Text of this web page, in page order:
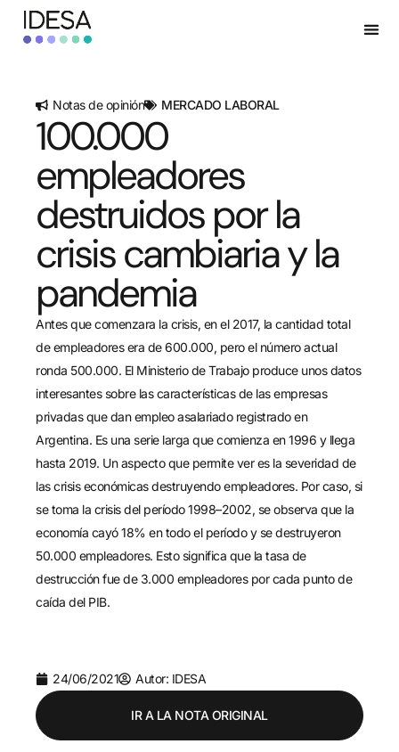
Notas de opinión MERCADO LABORAL
100.000
empleadores
destruidos por la
crisis cambiaria y la
pandemia
Antes que comenzara la crisis, en el 2017, la cantidad total
de empleadores era de 600.000, pero el número actual
ronda 500.000. El Ministerio de Trabajo produce unos datos
interesantes sobre las características de las empresas
privadas que dan empleo asalariado registrado en
Argentina. Es una serie larga que comienza en 1996 y llega
hasta 2019. Un aspecto que permite ver es la severidad de
las crisis económicas destruyendo empleadores. Por caso, si
se toma la crisis del período 1998–2002, se observa que la
economía cayó 18% en todo el período y se destruyeron
50.000 empleadores. Esto significa que la tasa de
destrucción fue de 3.000 empleadores por cada punto de
caída del PIB.
24/06/2021 Autor: IDESA
IR A LA NOTA ORIGINAL